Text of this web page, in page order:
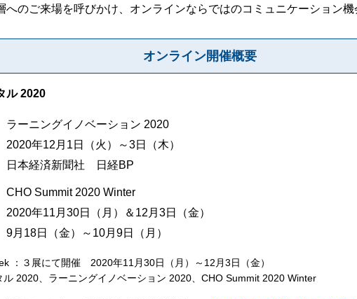
へのご来場を呼びかけ、オンラインならではのコミュニケーション
オンライン開催概要
ル 2020
ラーニングイノベーション 2020
2020年12月1日（火）～3日（木）
日本経済新聞社 日経BP
CHO Summit 2020 Winter
2020年11月30日（月）＆12月3日（金）
9月18日（金）～10月9日（月）
：３展にて開催 2020年11月30日（月）～12月3日（金）
ル 2020、ラーニングイノベーション 2020、CHO Summit 2020 Winter